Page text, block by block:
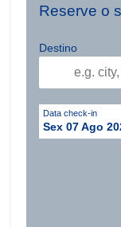
Reserve o
Destino
Data check-in
Sex 07 Ago